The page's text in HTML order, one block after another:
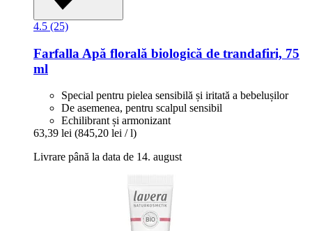
4.5 (25)
Farfalla Apă florală biologică de trandafiri, 75
ml
Special pentru pielea sensibilă și iritată a bebelușilor
De asemenea, pentru scalpul sensibil
Echilibrant și armonizant
63,39 lei (845,20 lei / l)
Livrare până la data de 14. august